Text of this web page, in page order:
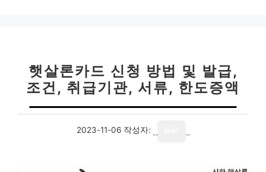
햇살론카드 신청 방법 및 발급,
조건, 취급기관, 서류, 한도증액
2023-11-06 작성자: